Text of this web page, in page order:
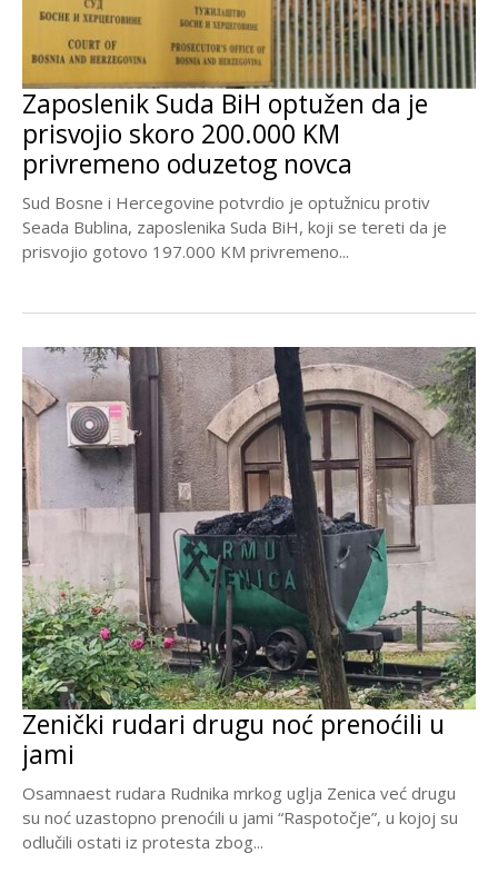
Zaposlenik Suda BiH optužen da je
prisvojio skoro 200.000 KM
privremeno oduzetog novca
Sud Bosne i Hercegovine potvrdio je optužnicu protiv
Seada Bublina, zaposlenika Suda BiH, koji se tereti da je
prisvojio gotovo 197.000 KM privremeno...
Zenički rudari drugu noć prenoćili u
jami
Osamnaest rudara Rudnika mrkog uglja Zenica već drugu
su noć uzastopno prenoćili u jami “Raspotočje”, u kojoj su
odlučili ostati iz protesta zbog...